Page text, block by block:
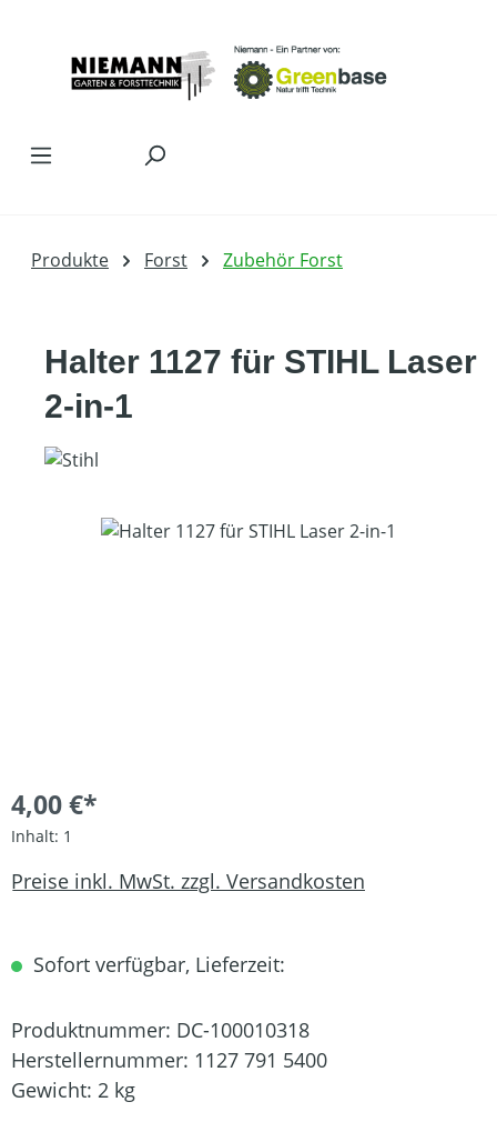
Produkte Forst Zubehör Forst
Halter 1127 für STIHL Laser
2-in-1
Bildergalerie überspringen
4,00 €*
Inhalt: 1
Preise inkl. MwSt. zzgl. Versandkosten
Sofort verfügbar, Lieferzeit:
Produktnummer: DC-100010318
Herstellernummer: 1127 791 5400
Gewicht: 2 kg